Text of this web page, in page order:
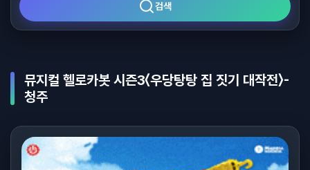
검색
뮤지컬 헬로카봇 시즌3〈우당탕탕 집 짓기 대작전〉-
청주